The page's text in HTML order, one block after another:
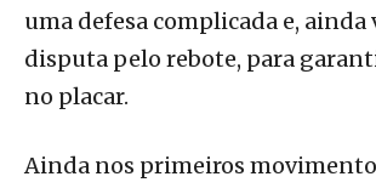
uma defesa complicada e, ainda
disputa pelo rebote, para
no placar.
Ainda nos primeiros